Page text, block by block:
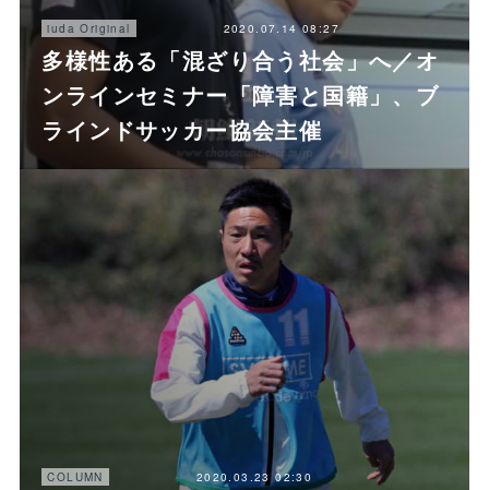
iuda Original 2020.07.14 08:27
多様性ある「混ざり合う社会」へ／オ
ンラインセミナー「障害と国籍」、ブ
ラインドサッカー協会主催
COLUMN 2020.03.23 02:30